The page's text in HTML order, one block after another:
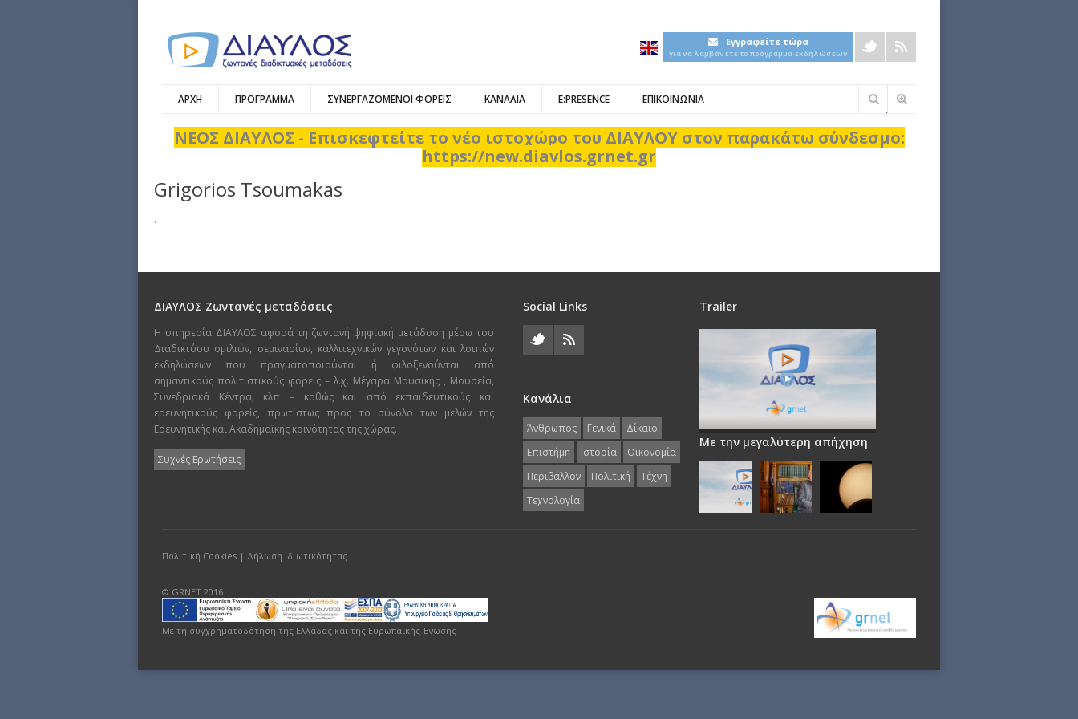
Εγγραφείτε τώρα
για να λαμβάνετε το πρόγραμμα εκδηλώσεων
ΑΡΧΗ ΠΡΟΓΡΑΜΜΑ ΣΥΝΕΡΓΑΖΟΜΕΝΟΙ ΦΟΡΕΙΣ ΚΑΝΑΛΙΑ E:PRESENCE ΕΠΙΚΟΙΝΩΝΙΑ
Φόρμα
αναζήτησης
ΝΕΟΣ ΔΙΑΥΛΟΣ - Επισκεφτείτε το νέο ιστοχώρο του ΔΙΑΥΛΟΥ στον παρακάτω σύνδεσμο:
https://new.diavlos.grnet.gr
Grigorios Tsoumakas
.
ΔΙΑΥΛΟΣ Ζωντανές μεταδόσεις
Η υπηρεσία ΔΙΑΥΛΟΣ αφορά τη ζωντανή ψηφιακή μετάδοση μέσω του
Διαδικτύου ομιλιών, σεμιναρίων, καλλιτεχνικών γεγονότων και λοιπών
εκδηλώσεων που πραγματοποιούνται ή φιλοξενούνται από
σημαντικούς πολιτιστικούς φορείς – λ.χ. Μέγαρα Μουσικής , Μουσεία,
Συνεδριακά Κέντρα, κλπ – καθώς και από εκπαιδευτικούς και
ερευνητικούς φορείς, πρωτίστως προς το σύνολο των μελών της
Ερευνητικής και Ακαδημαϊκής κοινότητας της χώρας.
Συχνές Ερωτήσεις
Social Links
Κανάλια
Άνθρωπος Γενικά
Δίκαιο
Επιστήμη
Ιστορία
Οικονομία
Περιβάλλον
Πολιτική
Τέχνη
Τεχνολογία
Trailer
Με την μεγαλύτερη απήχηση
Πολιτική Cookies | Δήλωση Ιδιωτικότητας
© GRNET 2016
Με τη συγχρηματοδότηση της Ελλάδας και της Ευρωπαϊκής Ένωσης